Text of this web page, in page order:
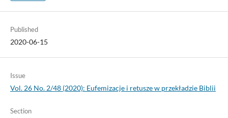
Published
2020-06-15
Issue
Vol. 26 No. 2/48 (2020): Eufemizacje i retusze w przekładzie Biblii
Section